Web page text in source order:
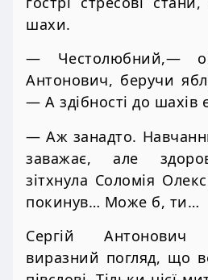
шахи.
— Честолюбний,—
Антонович, беручи
— А здібності до шахів
— Аж занадто.
заважає, але
зітхнула Соломія
покинув… Може б, ти…
Сергій
виразний погляд, що